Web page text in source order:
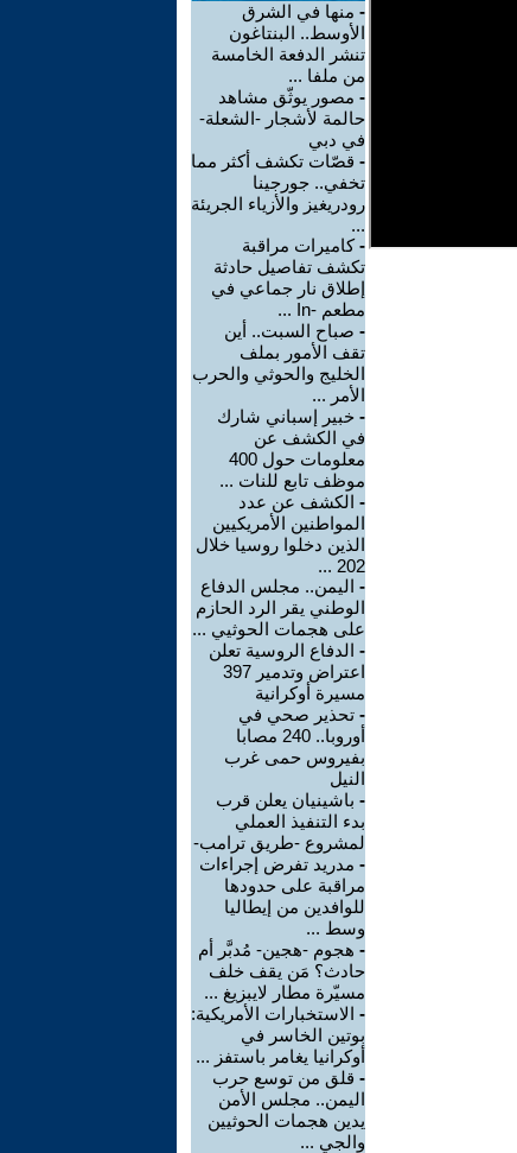
- منها في الشرق
الأوسط.. البنتاغون
تنشر الدفعة الخامسة
من ملفا ...
- مصور يوثّق مشاهد
حالمة لأشجار -الشعلة-
في دبي
- قصّات تكشف أكثر مما
تخفي.. جورجينا
رودريغيز والأزياء الجريئة
...
-كاميرات مراقبة
تكشف تفاصيل حادثة
إطلاق نار جماعي في
مطعم -In ...
- صباح السبت.. أين
تقف الأمور بملف
الخليج والحوثي والحرب
الأمر ...
- خبير إسباني شارك
في الكشف عن
معلومات حول 400
موظف تابع للنات ...
- الكشف عن عدد
المواطنين الأمريكيين
الذين دخلوا روسيا خلال
202 ...
- اليمن.. مجلس الدفاع
الوطني يقر الرد الحازم
على هجمات الحوثيي ...
- الدفاع الروسية تعلن
اعتراض وتدمير 397
مسيرة أوكرانية
- تحذير صحي في
أوروبا.. 240 مصابا
بفيروس حمى غرب
النيل
- باشينيان يعلن قرب
بدء التنفيذ العملي
لمشروع -طريق ترامب-
- مدريد تفرض إجراءات
مراقبة على حدودها
للوافدين من إيطاليا
وسط ...
- هجوم -هجين- مُدبَّر أم
حادث؟ مَن يقف خلف
مسيّرة مطار لايبزيغ ...
- الاستخبارات الأمريكية:
بوتين الخاسر في
أوكرانيا يغامر باستفز ...
- قلق من توسع حرب
اليمن.. مجلس الأمن
يدين هجمات الحوثيين
والجي ...